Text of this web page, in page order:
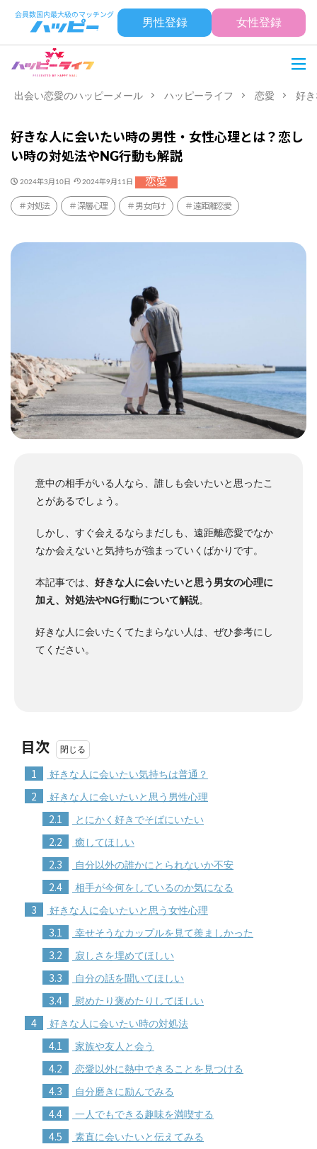
男性登録 女性登録
出会い恋愛のハッピーメール ハッピーライフ 恋愛 好
好きな人に会いたい時の男性・女性心理とは？恋し
い時の対処法やNG行動も解説
2024年3月10日 2024年9月11日 恋愛
対処法 深層心理 男女向け 遠距離恋愛
意中の相手がいる人なら、誰しも会いたいと思ったこ
とがあるでしょう。
しかし、すぐ会えるならまだしも、遠距離恋愛でなか
なか会えないと気持ちが強まっていくばかりです。
本記事では、 好きな人に会いたいと思う男女の心理に
加え、対処法やNG行動について解説。
好きな人に会いたくてたまらない人は、ぜひ参考にし
てください。
目次
1 好きな人に会いたい気持ちは普通？
2 好きな人に会いたいと思う男性心理
2.1 とにかく好きでそばにいたい
2.2 癒してほしい
2.3 自分以外の誰かにとられないか不安
2.4 相手が今何をしているのか気になる
3 好きな人に会いたいと思う女性心理
3.1 幸せそうなカップルを見て羨ましかった
3.2 寂しさを埋めてほしい
3.3 自分の話を聞いてほしい
3.4 慰めたり褒めたりしてほしい
4 好きな人に会いたい時の対処法
4.1 家族や友人と会う
4.2 恋愛以外に熱中できることを見つける
4.3 自分磨きに励んでみる
4.4 一人でもできる趣味を満喫する
4.5 素直に会いたいと伝えてみる